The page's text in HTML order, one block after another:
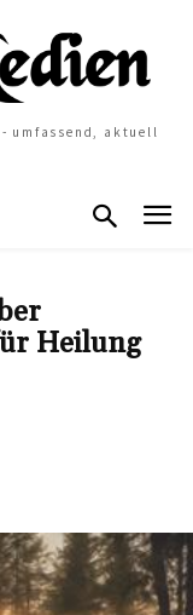
umfassend, aktuell
Heilung